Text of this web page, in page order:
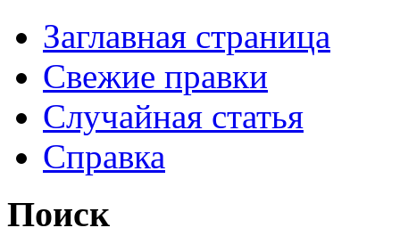
Заглавная страница
Свежие правки
Случайная статья
Справка
Поиск